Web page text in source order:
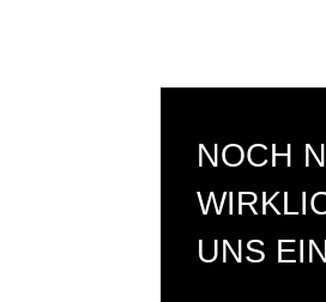
NOCH
UNS